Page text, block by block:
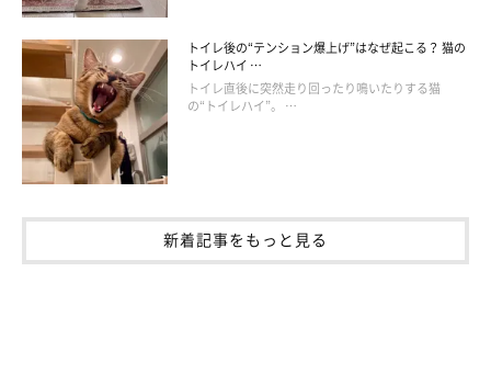
足や鼻を近づけたほうを開いて正解なら与えるなど、ゲーム要素
を取り入れたコミュニケーションを取るとよいでしょう。繰り返
すことで猫がルールを理解し、当てることを楽しむようになるは
ずです。
トイレ後の“テンション爆上げ”はなぜ起こる？ 猫の
トイレハイ …
トイレ直後に突然走り回ったり鳴いたりする猫
の“トイレハイ”。 …
新着記事をもっと見る